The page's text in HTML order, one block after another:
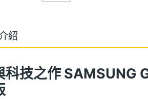
紹
科技之作